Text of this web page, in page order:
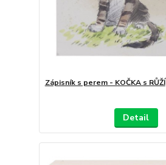
Zápisník s perem - KOČKA s RŮŽÍ
Detail